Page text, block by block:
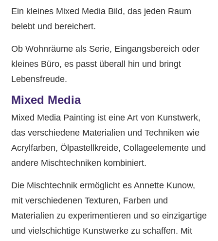
Ein kleines Mixed Media Bild, das jeden Raum
belebt und bereichert.
Ob Wohnräume als Serie, Eingangsbereich oder
kleines Büro, es passt überall hin und bringt
Lebensfreude.
Mixed Media
Mixed Media Painting ist eine Art von Kunstwerk,
das verschiedene Materialien und Techniken wie
Acrylfarben, Ölpastellkreide, Collageelemente und
andere Mischtechniken kombiniert.
Die Mischtechnik ermöglicht es Annette Kunow,
mit verschiedenen Texturen, Farben und
Materialien zu experimentieren und so einzigartige
und vielschichtige Kunstwerke zu schaffen. Mit